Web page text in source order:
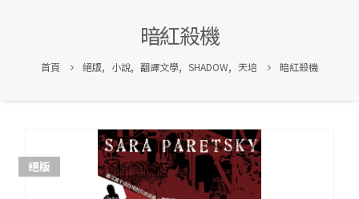
暗紅殺機
首頁 絕版, 小說, 翻譯文學, SHADOW, 天培 暗紅殺機
絕版